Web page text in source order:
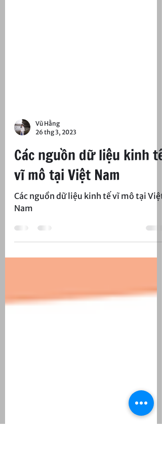
Vũ Hằng
26 thg 3, 2023
Các nguồn dữ liệu kinh tế
vĩ mô tại Việt Nam
Các nguồn dữ liệu kinh tế vĩ mô tại Việt